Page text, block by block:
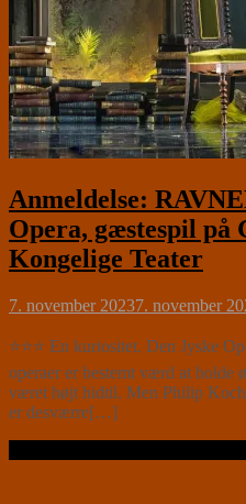
Anmeldelse:
Opera, gæstespil på
Kongelige Teater
7. november 20237. november
⭐⭐⭐ En kuriositet. Den Jyske
operaer er bestemt værd at holde
været højt hidtil. Men Philip
er desværre[…]